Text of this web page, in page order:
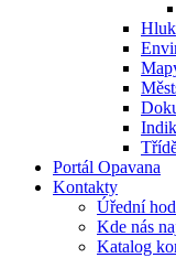
Hluk
Portál Opavana
Kontakty
Úřední
Kde nás
Katalog